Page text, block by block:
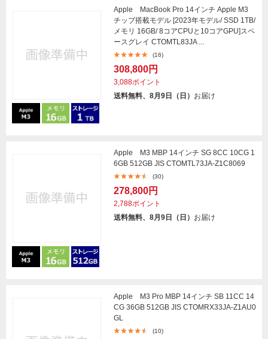
Apple MacBook Pro 14インチ Apple M3
チップ搭載モデル [2023年モデル/ SSD 1TB/
メモリ 16GB/ 8コアCPUと10コアGPU]スペ
ースグレイ CTOMTL83JA ...
(16)
308,800円
3,088ポイント
送料無料、8月9日（日） お届け
Apple M3 MBP 14インチ SG 8CC 10CG 1
6GB 512GB JIS CTOMTL73JA-Z1C8069
(30)
278,800円
2,788ポイント
送料無料、8月9日（日） お届け
Apple M3 Pro MBP 14インチ SB 11CC 14
CG 36GB 512GB JIS CTOMRX33JA-Z1AU0
GL
(10)